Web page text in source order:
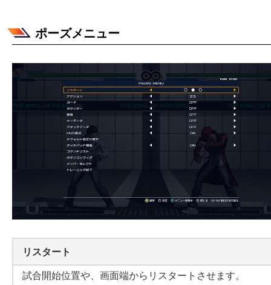
ポーズメニュー
リスタート
試合開始位置や、画面端からリスタートさせます。